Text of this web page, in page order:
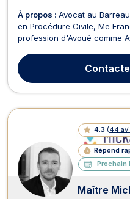
À propos : Avocat au
en Procédure Civile, Me
profession d'Avoué comme
d'être aujourd'hui
d'appel et plus
4.3 (44
Répond
Prochain
Maître